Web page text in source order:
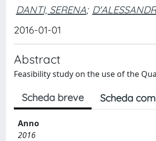
DANTI, SERENA;
2016-01-01
Abstract
Feasibility study on the use of the
Scheda breve Scheda
Anno
2016